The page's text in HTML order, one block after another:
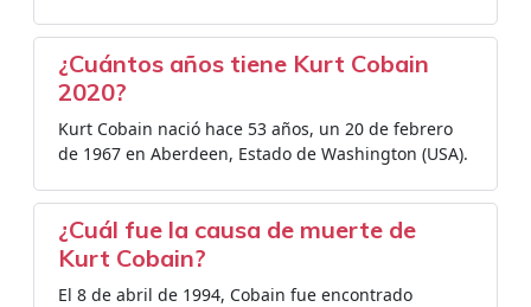
¿Cuántos años tiene Kurt Cobain
2020?
Kurt Cobain nació hace 53 años, un 20 de febrero
de 1967 en Aberdeen, Estado de Washington (USA).
¿Cuál fue la causa de muerte de
Kurt Cobain?
El 8 de abril de 1994, Cobain fue encontrado